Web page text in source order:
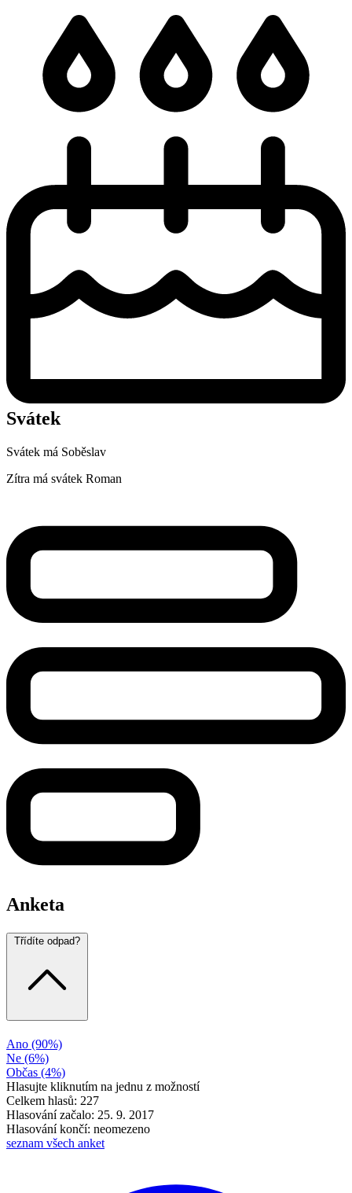
Svátek
Svátek má Soběslav
Zítra má svátek Roman
Anketa
Třídíte odpad?
Ano (90%)
Ne (6%)
Občas (4%)
Hlasujte kliknutím na jednu z možností
Celkem hlasů: 227
Hlasování začalo: 25. 9. 2017
Hlasování končí: neomezeno
seznam všech anket